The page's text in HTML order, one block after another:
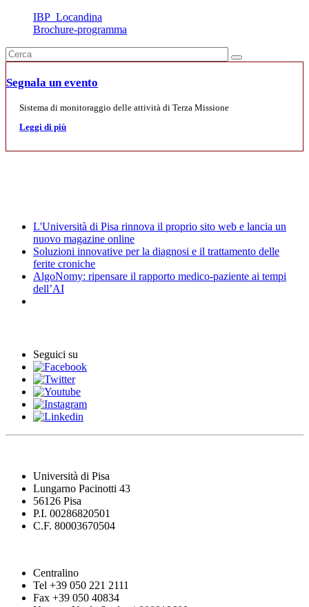
IBP_Locandina
Brochure-programma
Segnala un evento
Sistema di monitoraggio delle attività di Terza Missione
Leggi di più
L'Università di Pisa rinnova il proprio sito web e lancia un
nuovo magazine online
Soluzioni innovative per la diagnosi e il trattamento delle
ferite croniche
AlgoNomy: ripensare il rapporto medico-paziente ai tempi
dell’AI
Seguici su
Università di Pisa
Lungarno Pacinotti 43
56126 Pisa
P.I. 00286820501
C.F. 80003670504
Centralino
Tel +39 050 221 2111
Fax +39 050 40834